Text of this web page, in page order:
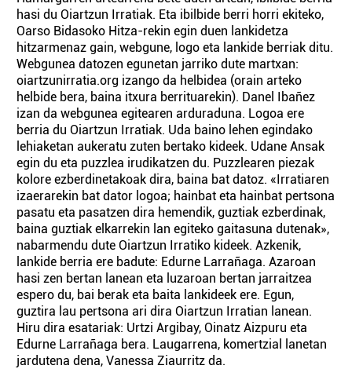
hasi du Oiartzun Irratiak. Eta ibilbide berri horri ekiteko,
Oarso Bidasoko Hitza-rekin egin duen lankidetza
hitzarmenaz gain, webgune, logo eta lankide berriak ditu.
Webgunea datozen egunetan jarriko dute martxan:
oiartzunirratia.org izango da helbidea (orain arteko
helbide bera, baina itxura berrituarekin). Danel Ibañez
izan da webgunea egitearen arduraduna. Logoa ere
berria du Oiartzun Irratiak. Uda baino lehen egindako
lehiaketan aukeratu zuten bertako kideek. Udane Ansak
egin du eta puzzlea irudikatzen du. Puzzlearen piezak
kolore ezberdinetakoak dira, baina bat datoz. «Irratiaren
izaerarekin bat dator logoa; hainbat eta hainbat pertsona
pasatu eta pasatzen dira hemendik, guztiak ezberdinak,
baina guztiak elkarrekin lan egiteko gaitasuna dutenak»,
nabarmendu dute Oiartzun Irratiko kideek. Azkenik,
lankide berria ere badute: Edurne Larrañaga. Azaroan
hasi zen bertan lanean eta luzaroan bertan jarraitzea
espero du, bai berak eta baita lankideek ere. Egun,
guztira lau pertsona ari dira Oiartzun Irratian lanean.
Hiru dira esatariak: Urtzi Argibay, Oinatz Aizpuru eta
Edurne Larrañaga bera. Laugarrena, komertzial lanetan
jardutena dena, Vanessa Ziaurritz da.